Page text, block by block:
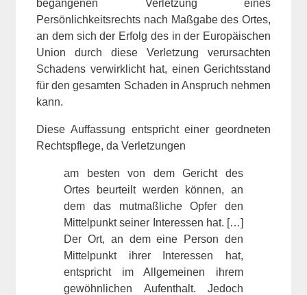
begangenen Verletzung eines
Persönlichkeitsrechts nach Maßgabe des Ortes,
an dem sich der Erfolg des in der Europäischen
Union durch diese Verletzung verursachten
Schadens verwirklicht hat, einen Gerichtsstand
für den gesamten Schaden in Anspruch nehmen
kann.
Diese Auffassung entspricht einer geordneten
Rechtspflege, da Verletzungen
am besten von dem Gericht des
Ortes beurteilt werden können, an
dem das mutmaßliche Opfer den
Mittelpunkt seiner Interessen hat. […]
Der Ort, an dem eine Person den
Mittelpunkt ihrer Interessen hat,
entspricht im Allgemeinen ihrem
gewöhnlichen Aufenthalt. Jedoch